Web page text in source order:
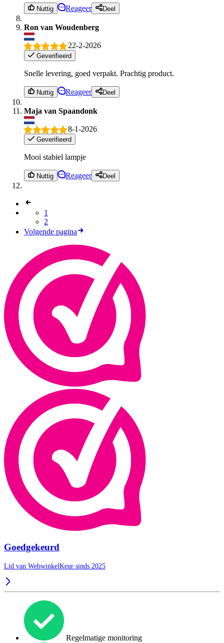
Nuttig Reageer Deel
Ron van Woudenberg
22-2-2026
Geverifieerd
Snelle levering, goed verpakt. Prachtig product.
Nuttig Reageer Deel
Maja van Spaandonk
8-1-2026
Geverifieerd
Mooi stabiel lampje
Nuttig Reageer Deel
1
2
Volgende pagina
Goedgekeurd
Lid van WebwinkelKeur sinds 2025
Regelmatige monitoring